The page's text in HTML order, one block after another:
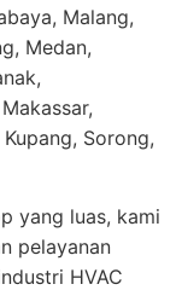
Malang,
Medan,
Sorong,
yang luas, kami
pelayanan
HVAC